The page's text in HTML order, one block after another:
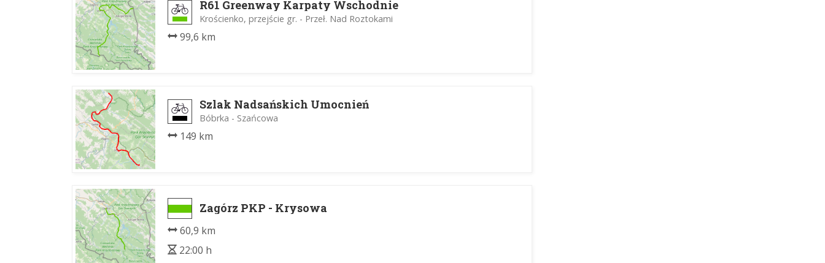
R61 Greenway Karpaty Wschodnie
Krościenko, przejście gr. - Przeł. Nad Roztokami
99,6 km
Szlak Nadsańskich Umocnień
Bóbrka - Szańcowa
149 km
Zagórz PKP - Krysowa
60,9 km
22:00 h